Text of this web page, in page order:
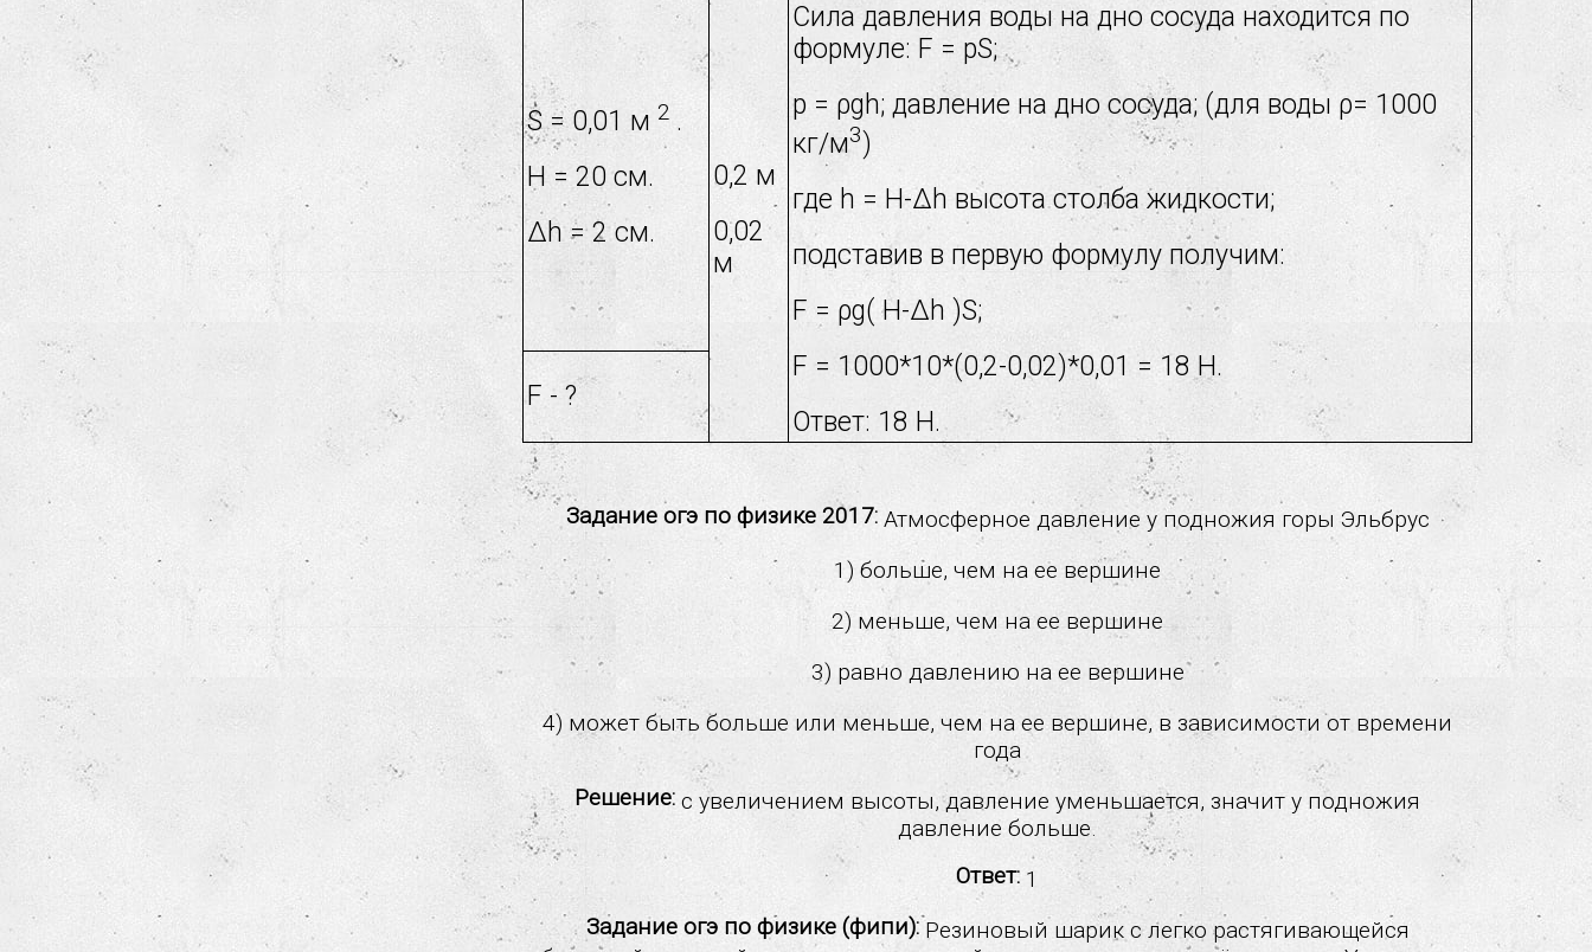
S = 0,01 м 2 .
H = 20 см.
Δh = 2 см.
0,2 м
0,02
м
Cила давления воды на дно сосуда находится по
формуле: F = pS;
p = ρgh; давление на дно сосуда; (для воды ρ= 1000
кг/м3)
где h = H-Δh высота столба жидкости;
подставив в первую формулу получим:
F = ρg( H-Δh )S;
F = 1000*10*(0,2-0,02)*0,01 = 18 Н.
Ответ: 18 Н.
F - ?
Задание огэ по физике 2017:Атмосферное давление у подножия горы Эльбрус
1) больше, чем на ее вершине
2) меньше, чем на ее вершине
3) равно давлению на ее вершине
4) может быть больше или меньше, чем на ее вершине, в зависимости от времени
года
Решение: с увеличением высоты, давление уменьшается, значит у подножия
давление больше.
Ответ: 1
Задание огэ по физике (фипи):Резиновый шарик с легко растягивающейся